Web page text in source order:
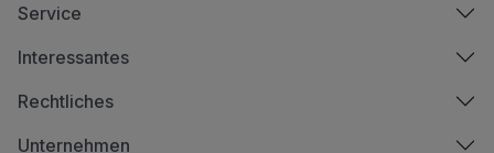
Service
Interessantes
Rechtliches
Unternehmen